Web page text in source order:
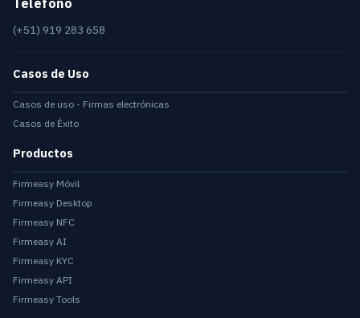
Teléfono
(+51) 919 283 658
Casos de Uso
Casos de uso - Firmas electrónicas
Casos de Éxito
Productos
Firmeasy Móvil
Firmeasy Desktop
Firmeasy NFC
Firmeasy AI
Firmeasy KYC
Firmeasy API
Firmeasy Tools